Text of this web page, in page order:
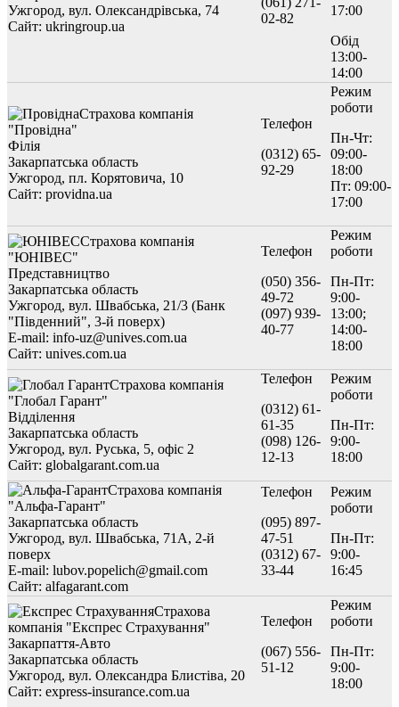
Ужгород, вул. Олександрівська, 74
Сайт: ukringroup.ua
02-82
17:00
Обід
13:00-
14:00
Страхова компанія
"Провідна"
Філія
Закарпатська область
Ужгород, пл. Корятовича, 10
Сайт: providna.ua
Телефон
(0312) 65-
92-29
Режим
роботи
Пн-Чт:
09:00-
18:00
Пт: 09:00-
17:00
Страхова компанія
"ЮНІВЕС"
Представництво
Закарпатська область
Ужгород, вул. Швабська, 21/3 (Банк
"Південний", 3-й поверх)
E-mail: info-uz@unives.com.ua
Сайт: unives.com.ua
Телефон
(050) 356-
49-72
(097) 939-
40-77
Режим
роботи
Пн-Пт:
9:00-
13:00;
14:00-
18:00
Страхова компанія
"Глобал Гарант"
Відділення
Закарпатська область
Ужгород, вул. Руська, 5, офіс 2
Сайт: globalgarant.com.ua
Телефон
(0312) 61-
61-35
(098) 126-
12-13
Режим
роботи
Пн-Пт:
9:00-
18:00
Страхова компанія
"Альфа-Гарант"
Закарпатська область
Ужгород, вул. Швабська, 71А, 2-й
поверх
E-mail: lubov.popelich@gmail.com
Сайт: alfagarant.com
Телефон
(095) 897-
47-51
(0312) 67-
33-44
Режим
роботи
Пн-Пт:
9:00-
16:45
Страхова
компанія "Експрес Страхування"
Закарпаття-Авто
Закарпатська область
Ужгород, вул. Олександра Блистіва, 20
Сайт: express-insurance.com.ua
Телефон
(067) 556-
51-12
Режим
роботи
Пн-Пт:
9:00-
18:00